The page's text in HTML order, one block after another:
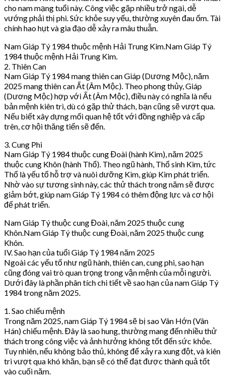
cho nam mạng tuổi này. Công việc gặp nhiều trở ngại, dễ
vướng phải thị phi. Sức khỏe suy yếu, thường xuyên đau ốm. Tài
chính hao hụt và gia đạo dễ xảy ra mâu thuẫn.
Nam Giáp Tý 1984 thuộc mệnh Hải Trung Kim.Nam Giáp Tý
1984 thuộc mệnh Hải Trung Kim.
2. Thiên Can
Nam Giáp Tý 1984 mang thiên can Giáp (Dương Mộc), năm
2025 mang thiên can Ất (Âm Mộc). Theo phong thủy, Giáp
(Dương Mộc) hợp với Ất (Âm Mộc), điều này có nghĩa là nếu
bản mệnh kiên trì, dù có gặp thử thách, bạn cũng sẽ vượt qua.
Nếu biết xây dựng mối quan hệ tốt với đồng nghiệp và cấp
trên, cơ hội thăng tiến sẽ đến.
3. Cung Phi
Nam Giáp Tý 1984 thuộc cung Đoài (hành Kim), năm 2025
thuộc cung Khôn (hành Thổ). Theo ngũ hành, Thổ sinh Kim, tức
Thổ là yếu tố hỗ trợ và nuôi dưỡng Kim, giúp Kim phát triển.
Nhờ vào sự tương sinh này, các thử thách trong năm sẽ được
giảm bớt, giúp nam Giáp Tý 1984 có thêm động lực và cơ hội
để phát triển.
Nam Giáp Tý thuộc cung Đoài, năm 2025 thuộc cung
Khôn.Nam Giáp Tý thuộc cung Đoài, năm 2025 thuộc cung
Khôn.
IV. Sao hạn của tuổi Giáp Tý 1984 năm 2025
Ngoài các yếu tố như ngũ hành, thiên can, cung phi, sao hạn
cũng đóng vai trò quan trọng trong vận mệnh của mỗi người.
Dưới đây là phần phân tích chi tiết về sao hạn của nam Giáp Tý
1984 trong năm 2025.
1. Sao chiếu mệnh
Trong năm 2025, nam Giáp Tý 1984 sẽ bị sao Vân Hớn (Vân
Hán) chiếu mệnh. Đây là sao hung, thường mang đến nhiều thử
thách trong công việc và ảnh hưởng không tốt đến sức khỏe.
Tuy nhiên, nếu không bảo thủ, không để xảy ra xung đột, và kiên
trì vượt qua khó khăn, bạn sẽ có thể đạt được thành quả tốt
vào cuối năm.